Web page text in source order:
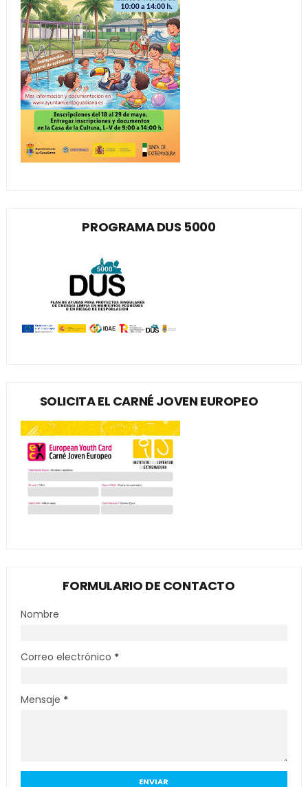
PROGRAMA DUS 5000
SOLICITA EL CARNÉ JOVEN EUROPEO
FORMULARIO DE CONTACTO
Nombre
Correo electrónico *
Mensaje *